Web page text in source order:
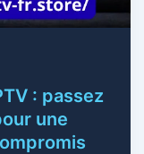
: passez
une